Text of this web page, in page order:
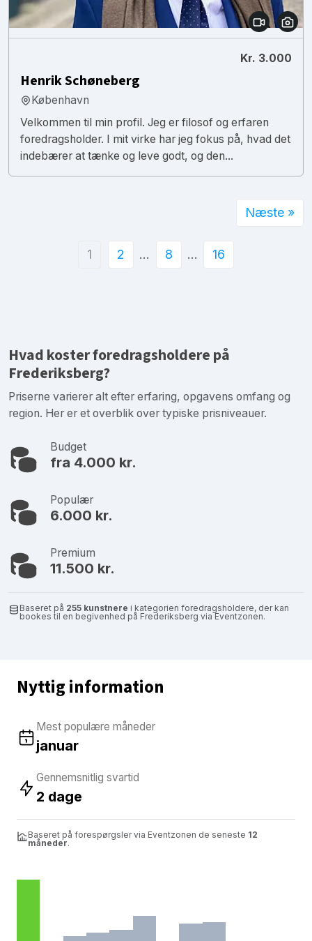
Kr. 3.000
Henrik Schøneberg
København
Velkommen til min profil. Jeg er filosof og erfaren
foredragsholder. I mit virke har jeg fokus på, hvad det
indebærer at tænke og leve godt, og den...
1 2 … 8 … 16
Næste »
Hvad koster foredragsholdere på
Frederiksberg?
Priserne varierer alt efter erfaring, opgavens omfang og
region. Her er et overblik over typiske prisniveauer.
Budget
fra 4.000 kr.
Populær
6.000 kr.
Premium
11.500 kr.
Baseret på 255 kunstnere i kategorien foredragsholdere, der kan
bookes til en begivenhed på Frederiksberg via Eventzonen.
Nyttig information
Mest populære måneder
januar
Gennemsnitlig svartid
2 dage
Baseret på forespørgsler via Eventzonen de seneste 12
måneder.